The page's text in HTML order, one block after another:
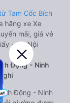
Tam Cốc Bích
hãng xe Xe
mãi, giá vé
- Hà Nội
Động - Ninh
Động - Ninh